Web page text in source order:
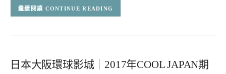
CONTINUE READING
日本大阪環球影城｜2017年COOL JAPAN期